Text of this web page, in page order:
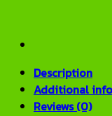
Description
Additional
Reviews (0)